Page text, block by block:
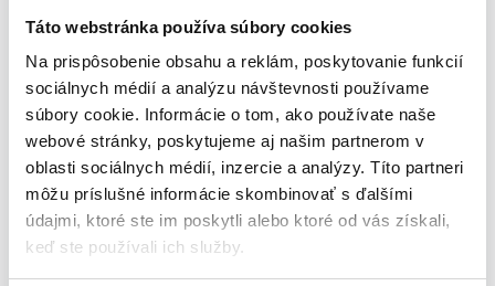
Táto webstránka používa súbory cookies
Na prispôsobenie obsahu a reklám, poskytovanie funkcií
sociálnych médií a analýzu návštevnosti používame
súbory cookie. Informácie o tom, ako používate naše
webové stránky, poskytujeme aj našim partnerom v
oblasti sociálnych médií, inzercie a analýzy. Títo partneri
môžu príslušné informácie skombinovať s ďalšími
údajmi, ktoré ste im poskytli alebo ktoré od vás získali,
keď ste používali ich služby.
pracovný čas bez vyprázdňovania vrecka. 2800 W motor zaisťuje
prepínač prevádzkového režimu (zametanie / odsávanie), ktorý
umožňuje rýchlu zmenu prevádzkového režimu. Odolný, textilný
vak s objemom 40 litrov je vybavený zipsom pre rýchle
vyprázdnenie. Zhoda s európskymi bezpečnostnými normami je
zabezpečená certifikátom CE. Značka VERTO ponúka rad
elektrického náradia a príslušenstva pre každého kutila.